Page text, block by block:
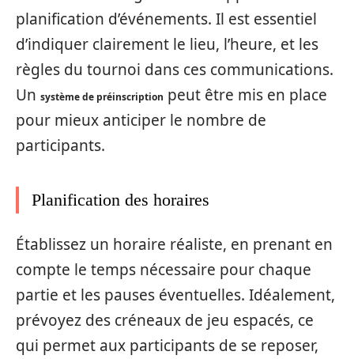
planification d’événements. Il est essentiel
d’indiquer clairement le lieu, l’heure, et les
règles du tournoi dans ces communications.
Un système de préinscription peut être mis en place
pour mieux anticiper le nombre de
participants.
Planification des horaires
Établissez un horaire réaliste, en prenant en
compte le temps nécessaire pour chaque
partie et les pauses éventuelles. Idéalement,
prévoyez des créneaux de jeu espacés, ce
qui permet aux participants de se reposer,